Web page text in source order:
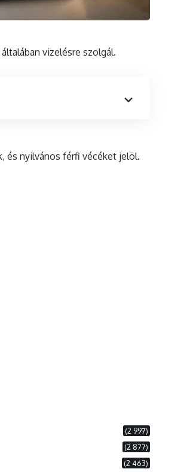
vizelésre szolgál.
és nyilvános férfi vécéket jelöl.
(2 997)
(2 877)
(2 463)